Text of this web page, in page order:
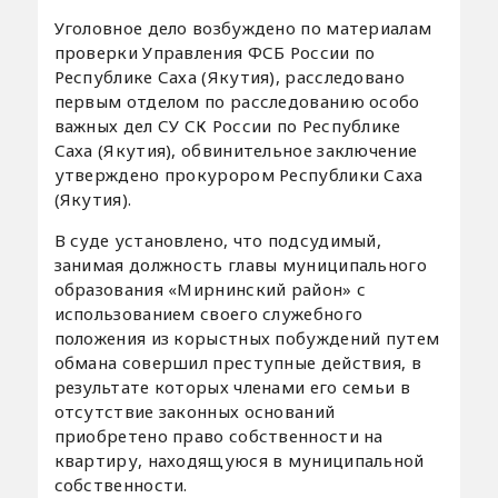
Уголовное дело возбуждено по материалам
проверки Управления ФСБ России по
Республике Саха (Якутия), расследовано
первым отделом по расследованию особо
важных дел СУ СК России по Республике
Саха (Якутия), обвинительное заключение
утверждено прокурором Республики Саха
(Якутия).
В суде установлено, что подсудимый,
занимая должность главы муниципального
образования «Мирнинский район» с
использованием своего служебного
положения из корыстных побуждений путем
обмана совершил преступные действия, в
результате которых членами его семьи в
отсутствие законных оснований
приобретено право собственности на
квартиру, находящуюся в муниципальной
собственности.